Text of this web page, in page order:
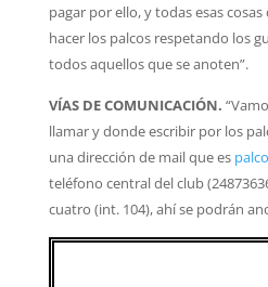
pagar por ello, y todas esas
hacer los palcos respetando los
todos aquellos que se anoten”.
VÍAS DE COMUNICACIÓN.
llamar y donde escribir por los
una dirección de mail que es
teléfono central del club
cuatro (int. 104), ahí se podrán